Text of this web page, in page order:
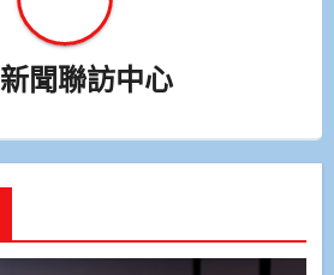
新聞聯訪中心